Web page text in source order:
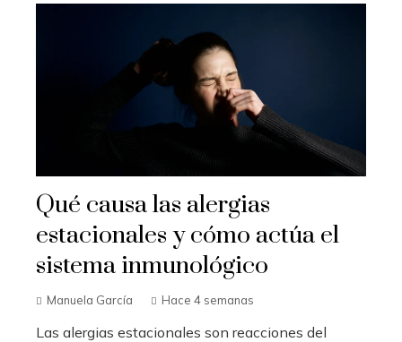
Qué causa las alergias
estacionales y cómo actúa el
sistema inmunológico
Manuela García Hace 4 semanas
Las alergias estacionales son reacciones del